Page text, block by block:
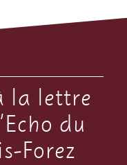
la lettre
du
Forez